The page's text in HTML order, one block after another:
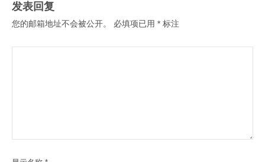
发表回复
您的邮箱地址不会被公开。 必填项已用 * 标注